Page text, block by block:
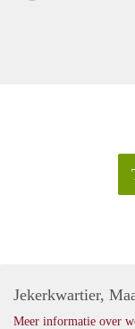
Jekerkwartier,
Meer informatie over